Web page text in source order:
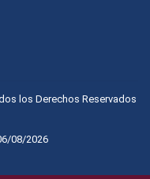
los Derechos Reservados
08/2026